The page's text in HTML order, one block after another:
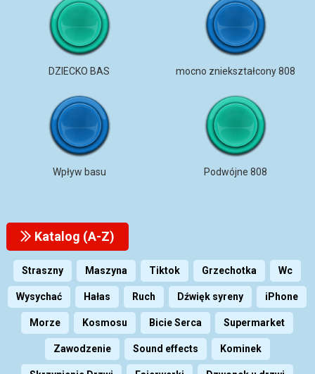
DZIECKO BAS mocno zniekształcony 808
Wpływ basu Podwójne 808
Katalog (A-Z)
Straszny Maszyna Tiktok Grzechotka Wc
Wysychać Hałas Ruch Dźwięk syreny iPhone
Morze Kosmosu Bicie Serca Supermarket
Zawodzenie Sound effects Kominek